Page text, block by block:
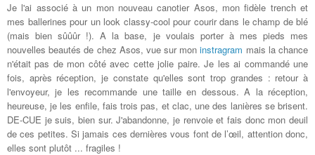
Je l'ai associé à un mon nouveau canotier Asos, mon fidèle trench et
mes ballerines pour un look classy-cool pour courir dans le champ de blé
(mais bien sûûûr !). A la base, je voulais porter à mes pieds mes
nouvelles beautés de chez Asos, vue sur moninstragram mais la chance
n'était pas de mon côté avec cette jolie paire. Je les ai commandé une
fois, après réception, je constate qu'elles sont trop grandes : retour à
l'envoyeur, je les recommande une taille en dessous. A la réception,
heureuse, je les enfile, fais trois pas, et clac, une des lanières se brisent.
DE-CUE je suis, bien sur. J'abandonne, je renvoie et fais donc mon deuil
de ces petites. Si jamais ces dernières vous font de l’œil, attention donc,
elles sont plutôt ... fragiles !